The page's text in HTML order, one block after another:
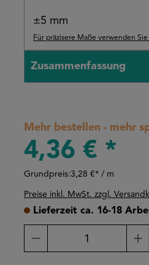
±5 mm
Für präzisere Maße verwenden
Zusammenfassung
Produkt Anzahl:
Mehr bestellen - mehr
4,36 € *
Grundpreis:3,28 €* / m
Preise inkl. MwSt. zzgl.
Lieferzeit ca. 16-18